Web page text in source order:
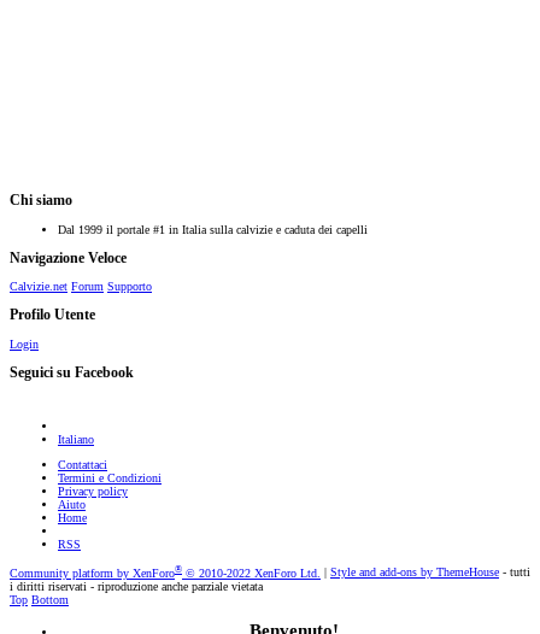
Chi siamo
Dal 1999 il portale #1 in Italia sulla calvizie e caduta dei capelli
Navigazione Veloce
Calvizie.net Forum Supporto
Profilo Utente
Login
Seguici su Facebook
Italiano
Contattaci
Termini e Condizioni
Privacy policy
Aiuto
Home
RSS
Community platform by XenForo® © 2010-2022 XenForo Ltd. Style and add-ons by ThemeHouse - tutti
i diritti riservati - riproduzione anche parziale vietata
Top Bottom